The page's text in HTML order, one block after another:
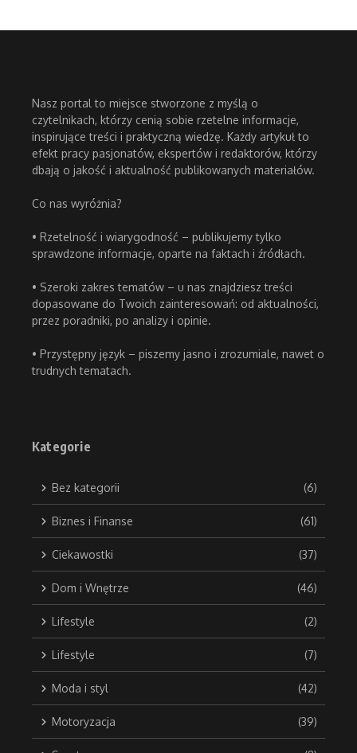
Nasz portal to miejsce stworzone z myślą o
czytelnikach, którzy cenią sobie rzetelne informacje,
inspirujące treści i praktyczną wiedzę. Każdy artykuł to
efekt pracy pasjonatów, ekspertów i redaktorów, którzy
dbają o jakość i aktualność publikowanych materiałów.
Co nas wyróżnia?
• Rzetelność i wiarygodność – publikujemy tylko
sprawdzone informacje, oparte na faktach i źródłach.
• Szeroki zakres tematów – u nas znajdziesz treści
dopasowane do Twoich zainteresowań: od aktualności,
przez poradniki, po analizy i opinie.
• Przystępny język – piszemy jasno i zrozumiale, nawet o
trudnych tematach.
Kategorie
Bez kategorii (6)
Biznes i Finanse (61)
Ciekawostki (37)
Dom i Wnętrze (46)
Lifestyle (2)
Lifestyle (7)
Moda i styl (42)
Motoryzacja (39)